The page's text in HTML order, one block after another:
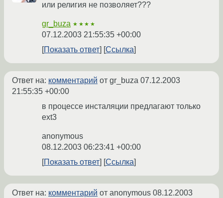
или религия не позволяет???
gr_buza ★★★★
07.12.2003 21:55:35 +00:00
Показать ответ
Ссылка
Ответ на: комментарий от gr_buza 07.12.2003
21:55:35 +00:00
в процессе инсталяции предлагают только
ext3
anonymous
08.12.2003 06:23:41 +00:00
Показать ответ
Ссылка
Ответ на: комментарий от anonymous 08.12.2003